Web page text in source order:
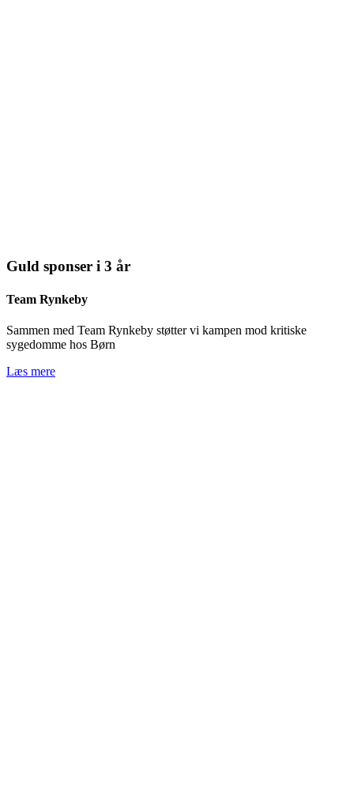
Guld sponser i 3 år
Team Rynkeby
Sammen med Team Rynkeby støtter vi kampen mod kritiske
sygedomme hos Børn
Læs mere